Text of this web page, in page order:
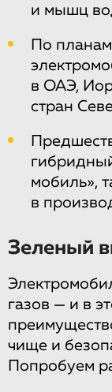
и мышц
По
в ОАЭ,
стран
мобиль»,
в
Зеленый
газов — и в
чище и
Попробуем